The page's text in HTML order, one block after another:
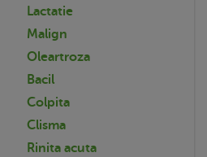
Lactatie
Malign
Oleartroza
Bacil
Colpita
Clisma
Rinita acuta